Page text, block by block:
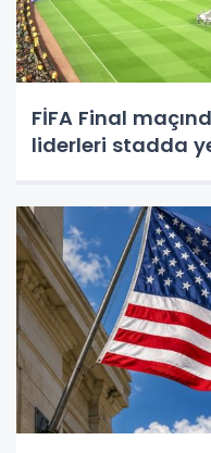
FİFA Final
liderleri stadda